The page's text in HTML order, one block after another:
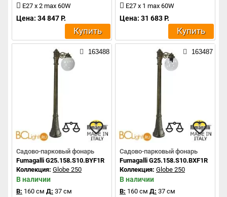
E27 x 2 max 60W
Цена: 34 847 Р.
Купить
E27 x 1 max 60W
Цена: 31 683 Р.
Купить
163488
Садово-парковый фонарь
Fumagalli G25.158.S10.BYF1R
Коллекция: Globe 250
В наличии
В: 160 см Д: 37 см
163487
Садово-парковый фонарь
Fumagalli G25.158.S10.BXF1R
Коллекция: Globe 250
В наличии
В: 160 см Д: 37 см